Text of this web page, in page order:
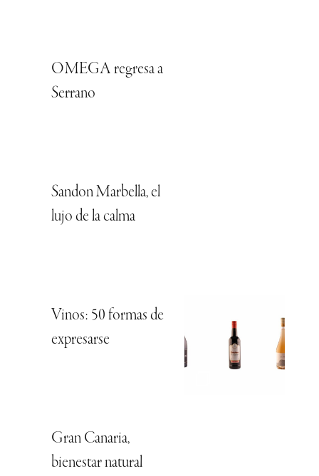
OMEGA regresa a
Serrano
Sandon Marbella, el
lujo de la calma
Vinos: 50 formas de
expresarse
Gran Canaria,
bienestar natural